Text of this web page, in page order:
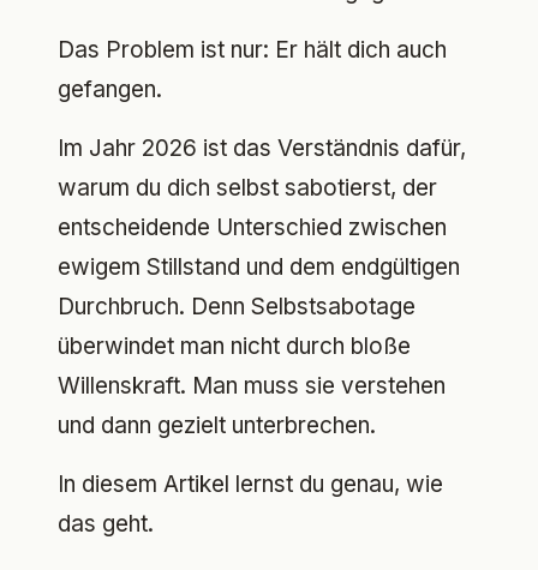
Das Problem ist nur: Er hält dich auch
gefangen.
Im Jahr 2026 ist das Verständnis dafür,
warum du dich selbst sabotierst, der
entscheidende Unterschied zwischen
ewigem Stillstand und dem endgültigen
Durchbruch. Denn Selbstsabotage
überwindet man nicht durch bloße
Willenskraft. Man muss sie verstehen
und dann gezielt unterbrechen.
In diesem Artikel lernst du genau, wie
das geht.